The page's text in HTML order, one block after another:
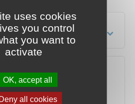
!
concubinage (union libre) :
uses cookies
you control
you want to
activate
OK, accept all
all cookies